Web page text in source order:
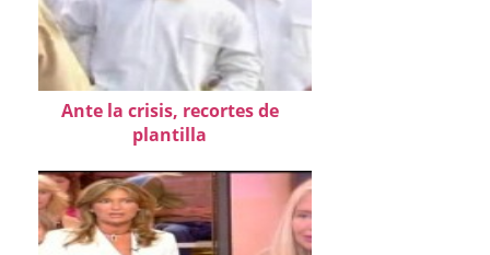
Ante la crisis, recortes de
plantilla